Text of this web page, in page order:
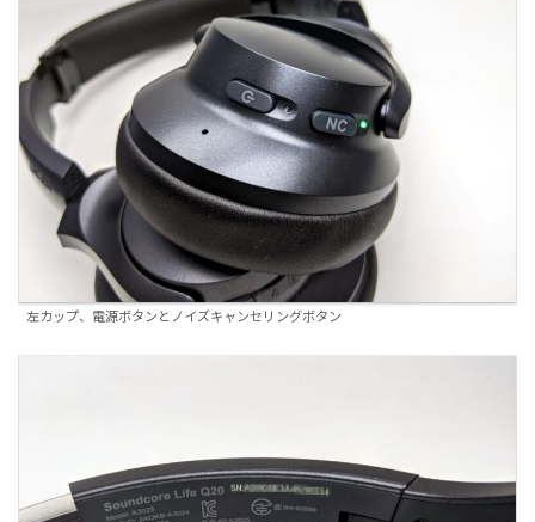
左カップ、電源ボタンとノイズキャンセリングボタン